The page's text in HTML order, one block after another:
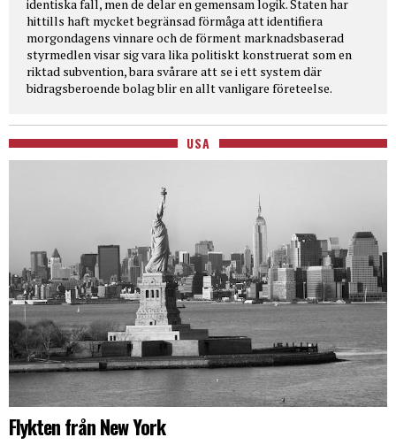
identiska fall, men de delar en gemensam logik. Staten har
hittills haft mycket begränsad förmåga att identifiera
morgondagens vinnare och de förment marknadsbaserad
styrmedlen visar sig vara lika politiskt konstruerat som en
riktad subvention, bara svårare att se i ett system där
bidragsberoende bolag blir en allt vanligare företeelse.
USA
Flykten från New York